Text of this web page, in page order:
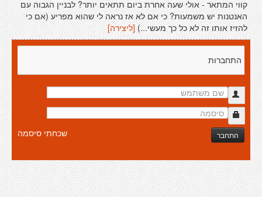
קווי המתאר - אולי שעה אחרת ביום תתאים יותר? לבניין הגבוה עם
האנטנות יש משמעות? כי אם לא אז נראה לי שהוא מפריע (אם כי
להזיז אותו זה לא כל כך מעשי...)[ליצירה]
התחברות
התחבר שכחתי סיסמה